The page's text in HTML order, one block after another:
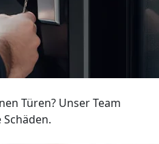
Türen? Unser Team